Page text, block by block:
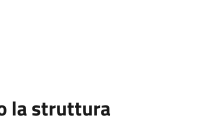
la struttura